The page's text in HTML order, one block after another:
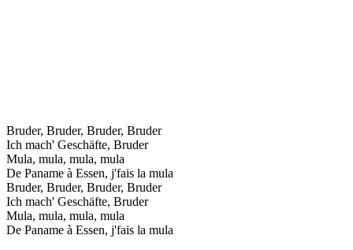
Bruder, Bruder, Bruder, Bruder
Ich mach' Geschäfte, Bruder
Mula, mula, mula, mula
De Paname à Essen, j'fais la mula
Bruder, Bruder, Bruder, Bruder
Ich mach' Geschäfte, Bruder
Mula, mula, mula, mula
De Paname à Essen, j'fais la mula